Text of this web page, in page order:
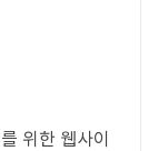
위한 웹사이